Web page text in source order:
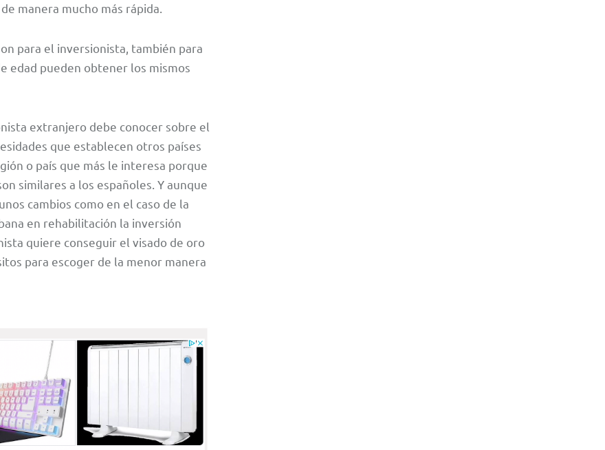
manera mucho más rápida.
para el inversionista, también para
edad pueden obtener los mismos
extranjero debe conocer sobre el
que establecen otros países
o país que más le interesa porque
similares a los españoles. Y aunque
cambios como en el caso de la
en rehabilitación la inversión
quiere conseguir el visado de oro
para escoger de la menor manera